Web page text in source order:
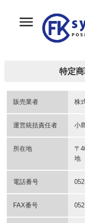
特定
販売業者 株
運営統括責任者 小
所在地
〒
地
電話番号
FAX番号